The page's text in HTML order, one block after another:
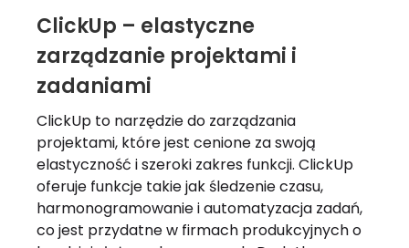
ClickUp – elastyczne
zarządzanie projektami i
zadaniami
ClickUp to narzędzie do zarządzania
projektami, które jest cenione za swoją
elastyczność i szeroki zakres funkcji. ClickUp
oferuje funkcje takie jak śledzenie czasu,
harmonogramowanie i automatyzacja zadań,
co jest przydatne w firmach produkcyjnych o